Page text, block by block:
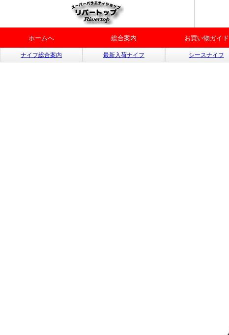
ホームへ 総合案内 お買い物ガイド
ナイフ総合案内 最新入荷ナイフ シースナイフ